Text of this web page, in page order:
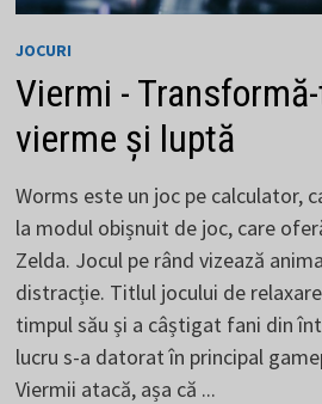
JOCURI
Viermi -
vierme și luptă
Worms este un joc pe calculator,
la modul obișnuit de joc, care
Zelda. Jocul pe rând vizează
distracție. Titlul jocului de
timpul său și a câștigat fani din
lucru s-a datorat în principal
Viermii atacă, așa că ...